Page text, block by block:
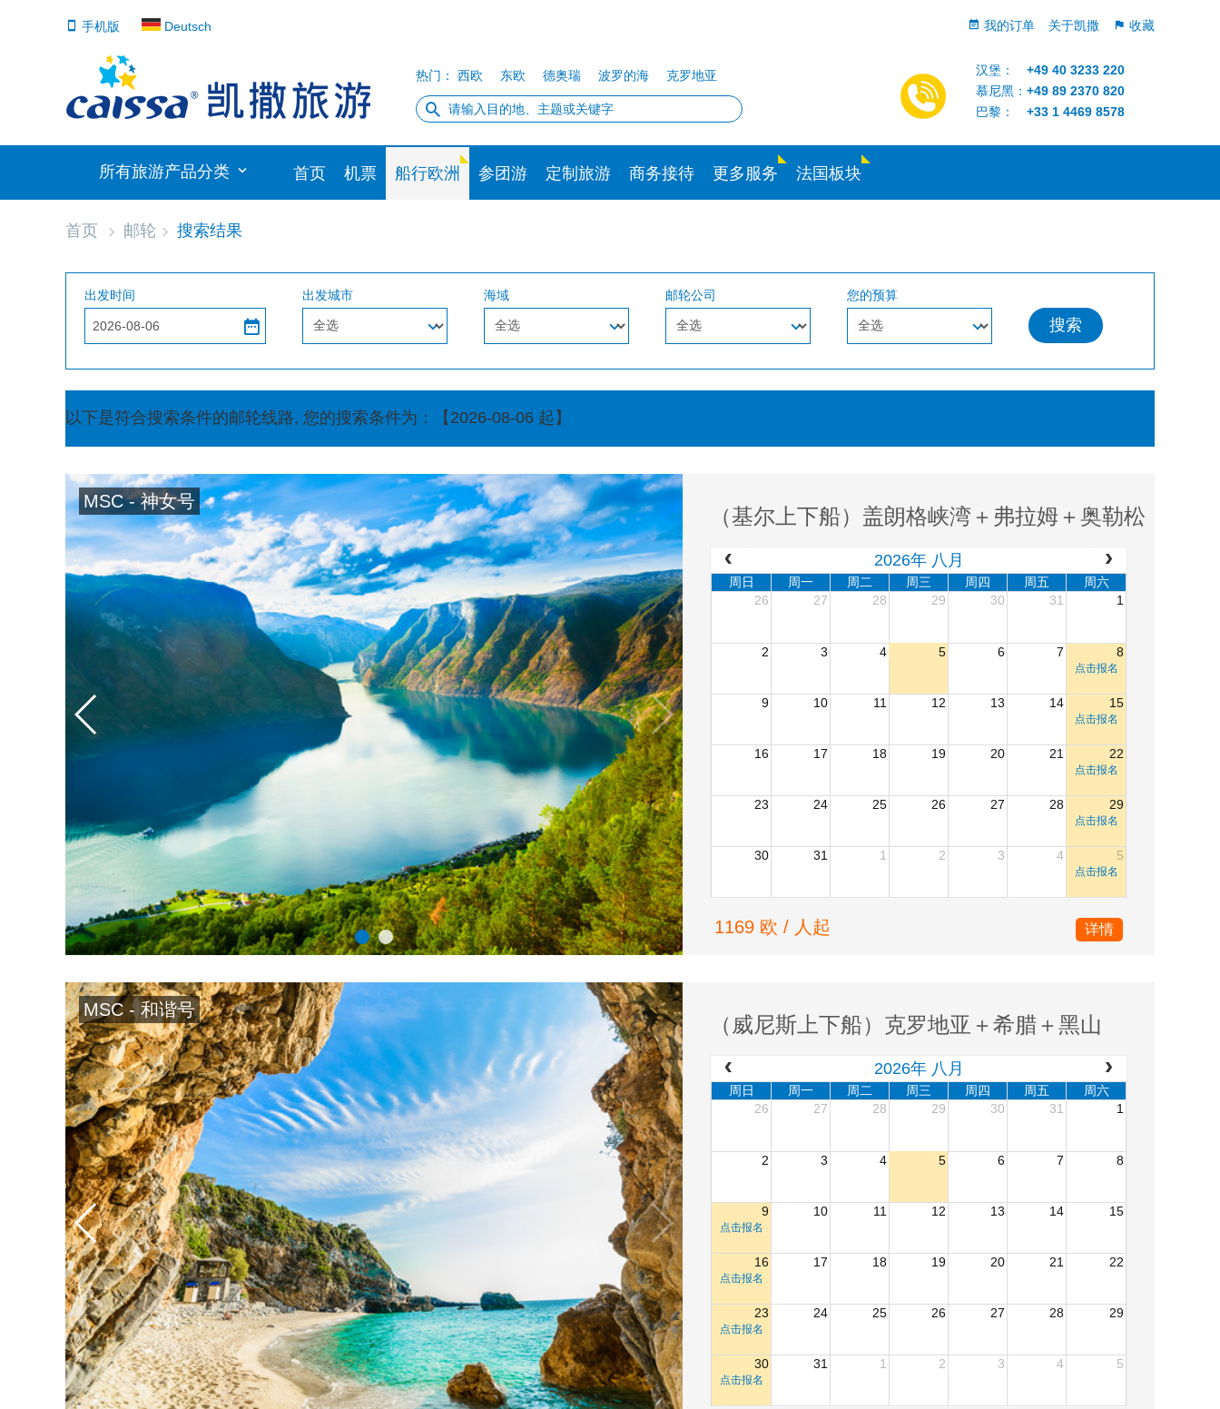
手机版 Deutsch 收藏
关于凯撒
我的订单
热门： 西欧 东欧 德奥瑞 波罗的海 克罗地亚 汉堡：
+49 40 3233 220
慕尼黑： +49 89 2370 820
巴黎：
+33 1 4469 8578
所有旅游产品分类 首页 机票 船行欧洲 参团游 定制旅游 商务接待 更多服务 法国板块
首页 邮轮 搜索结果
出发时间 出发城市 海域 邮轮公司 您的预算
搜索
以下是符合搜索条件的邮轮线路, 您的搜索条件为：【2026-08-06 起】
MSC - 神女号
（基尔上下船）盖朗格峡湾＋弗拉姆＋奥勒松
2026年 八月
周日 周一 周二 周三 周四 周五
周六
26
27 28 29 30 31 1
2 3 4 5 6 7 8
点击报名
9 10 11 12 13 14 15
点击报名
16 17 18 19 20 21 22
点击报名
23 24 25 26 27 28 29
点击报名
30 31 1 2 3 4 5
点击报名
1169 欧 / 人起 详情
MSC - 和谐号
（威尼斯上下船）克罗地亚＋希腊＋黑山
2026年 八月
周日 周一 周二 周三 周四 周五
周六
26
27 28 29 30 31 1
2 3 4 5 6 7 8
9 10 11 12 13 14 15
点击报名
16 17 18 19 20 21 22
点击报名
23 24 25 26 27 28 29
点击报名
30 31 1 2 3 4 5
点击报名